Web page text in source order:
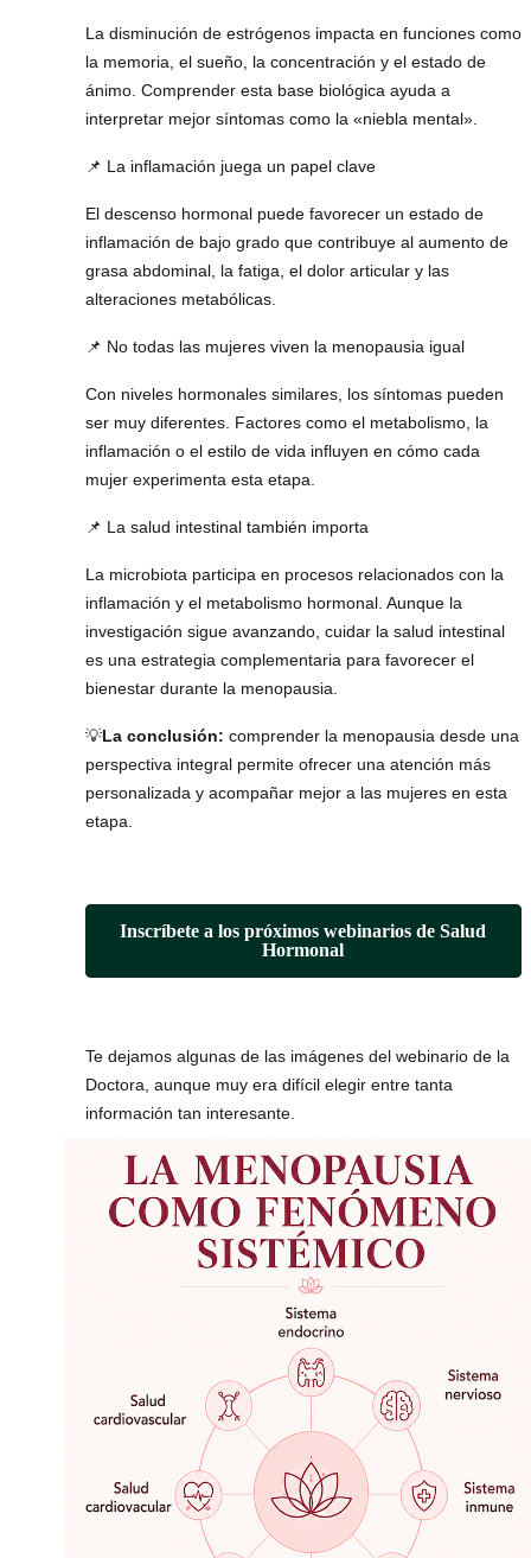
La disminución de estrógenos impacta en funciones como
la memoria, el sueño, la concentración y el estado de
ánimo. Comprender esta base biológica ayuda a
interpretar mejor síntomas como la «niebla mental».
📌 La inflamación juega un papel clave
El descenso hormonal puede favorecer un estado de
inflamación de bajo grado que contribuye al aumento de
grasa abdominal, la fatiga, el dolor articular y las
alteraciones metabólicas.
📌 No todas las mujeres viven la menopausia igual
Con niveles hormonales similares, los síntomas pueden
ser muy diferentes. Factores como el metabolismo, la
inflamación o el estilo de vida influyen en cómo cada
mujer experimenta esta etapa.
📌 La salud intestinal también importa
La microbiota participa en procesos relacionados con la
inflamación y el metabolismo hormonal. Aunque la
investigación sigue avanzando, cuidar la salud intestinal
es una estrategia complementaria para favorecer el
bienestar durante la menopausia.
💡La conclusión: comprender la menopausia desde una
perspectiva integral permite ofrecer una atención más
personalizada y acompañar mejor a las mujeres en esta
etapa.
Inscríbete a los próximos webinarios de Salud
Hormonal
Te dejamos algunas de las imágenes del webinario de la
Doctora, aunque muy era difícil elegir entre tanta
información tan interesante.